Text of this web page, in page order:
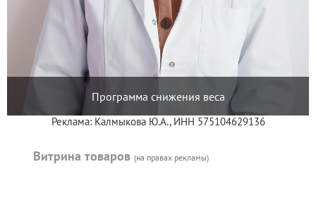
Программа снижения веса
Реклама: Калмыкова Ю.А., ИНН 575104629136
Витрина товаров (на правах рекламы)